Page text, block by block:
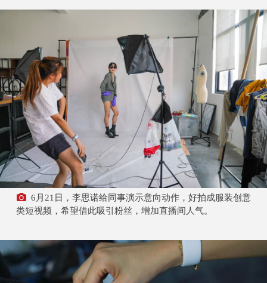
6月21日，李思诺给同事演示意向动作，好拍成服装创意
类短视频，希望借此吸引粉丝，增加直播间人气。